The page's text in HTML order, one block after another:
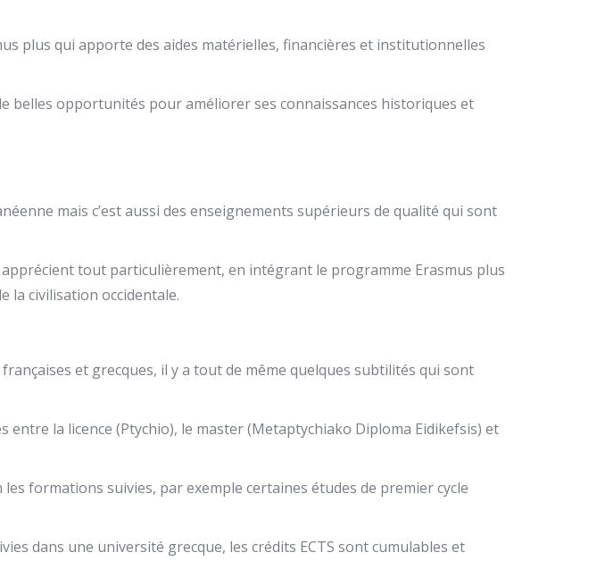
plus qui apporte des aides matérielles, financières et institutionnelles
belles opportunités pour améliorer ses connaissances historiques et
mais c’est aussi des enseignements supérieurs de qualité qui sont
tout particulièrement, en intégrant le programme Erasmus plus
la civilisation occidentale.
et grecques, il y a tout de même quelques subtilités qui sont
entre la licence (Ptychio), le master (Metaptychiako Diploma Eidikefsis) et
formations suivies, par exemple certaines études de premier cycle
dans une université grecque, les crédits ECTS sont cumulables et